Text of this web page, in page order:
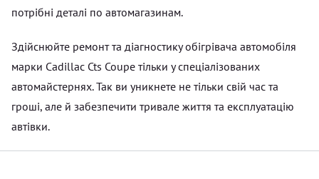
потрібні деталі по автомагазинам.
Здійснюйте ремонт та діагностику обігрівача автомобіля
марки Cadillac Cts Coupe тільки у спеціалізованих
автомайстернях. Так ви уникнете не тільки свій час та
гроші, але й забезпечити тривале життя та експлуатацію
автівки.